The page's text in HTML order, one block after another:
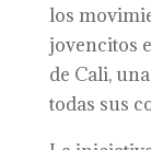
los
jovencitos
de Cali,
todas sus